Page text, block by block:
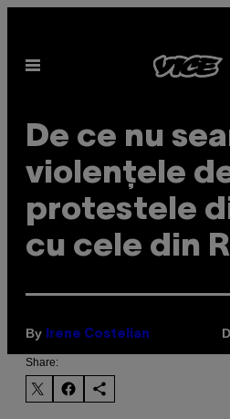
content
Open
De ce nu
violențele
protestele
cu cele din
By Irene Costelian
Share: